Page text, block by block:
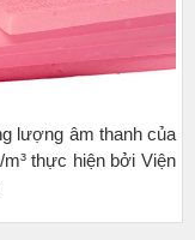
lượng âm thanh của
thực hiện bởi Viện